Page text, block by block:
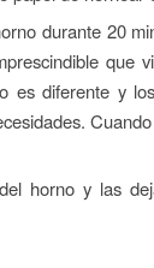
durante 20
que
es diferente y
horno y las